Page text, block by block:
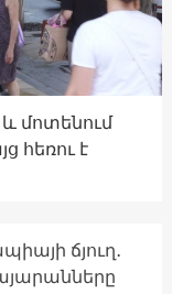
մոտենում
հեռու է
ճյուղ․